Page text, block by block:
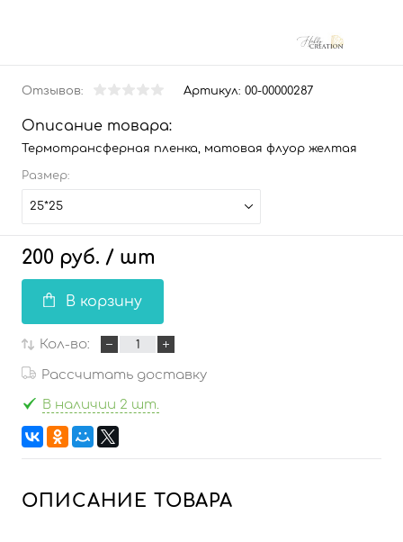
Отзывов: Артикул: 00-00000287
Описание товара:
Термотрансферная пленка, матовая флуор желтая
Размер:
25*25
200 руб. / шт
В корзину
Кол-во:
Рассчитать доставку
В наличии 2 шт.
ОПИСАНИЕ ТОВАРА